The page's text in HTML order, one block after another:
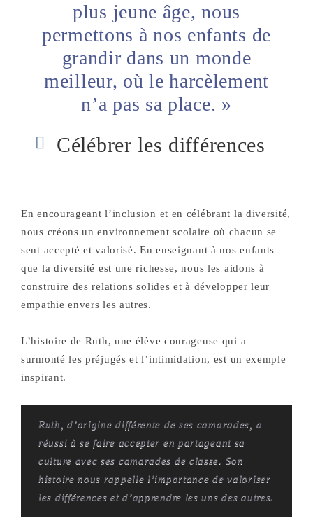
plus jeune âge, nous
permettons à nos enfants de
grandir dans un monde
meilleur, où le harcèlement
n’a pas sa place. »
Célébrer les différences
En encourageant l’inclusion et en célébrant la diversité,
nous créons un environnement scolaire où chacun se
sent accepté et valorisé. En enseignant à nos enfants
que la diversité est une richesse, nous les aidons à
construire des relations solides et à développer leur
empathie envers les autres.
L’histoire de Ruth, une élève courageuse qui a
surmonté les préjugés et l’intimidation, est un exemple
inspirant.
Ruth, d’origine différente de ses camarades, a
réussi à se faire accepter en partageant sa
culture avec ses camarades de classe. Son
histoire nous rappelle l’importance de valoriser
les différences et d’apprendre les uns des autres.